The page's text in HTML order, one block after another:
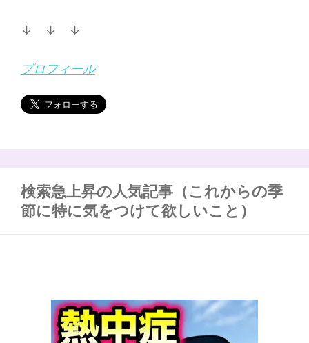
↓ ↓ ↓
プロフィール
検索急上昇の人気記事（これからの季
節に特に気をつけて欲しいこと）